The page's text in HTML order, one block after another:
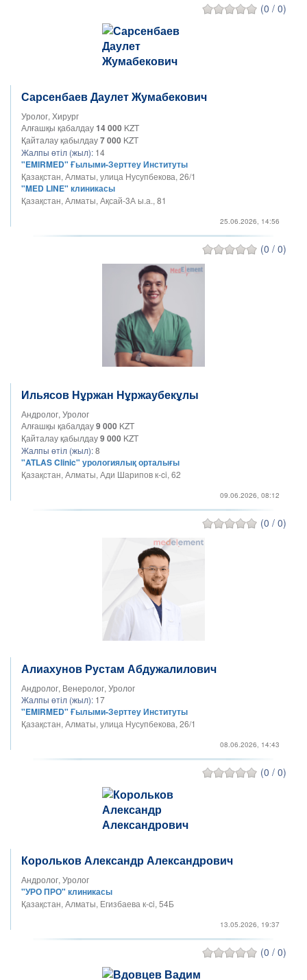
(0 / 0)
Сарсенбаев Даулет Жумабекович
Уролог, Хирург
Алғашқы қабалдау14 000 KZT
Қайталау қабылдау7 000 KZT
Жалпы өтіл (жыл): 14
"EMIRMED" Ғылыми-Зерттеу Институты
Қазақстан, Алматы, улица Нусупбекова, 26/1
"MED LINE" клиникасы
Қазақстан, Алматы, Ақсай-3А ы.а., 81
25.06.2026, 14:56
(0 / 0)
Ильясов Нұржан Нұржаубекұлы
Андролог, Уролог
Алғашқы қабалдау9 000 KZT
Қайталау қабылдау9 000 KZT
Жалпы өтіл (жыл):8
"ATLAS Clinic" урологиялық орталығы
Қазақстан, Алматы, Ади Шарипов к-ci, 62
09.06.2026, 08:12
(0 / 0)
Алиахунов Рустам Абдужалилович
Андролог, Венеролог, Уролог
Жалпы өтіл (жыл): 17
"EMIRMED" Ғылыми-Зерттеу Институты
Қазақстан, Алматы, улица Нусупбекова, 26/1
08.06.2026, 14:43
(0 / 0)
Корольков Александр Александрович
Андролог, Уролог
"УРО ПРО" клиникасы
Қазақстан, Алматы, Егизбаева к-ci, 54Б
13.05.2026, 19:37
(0 / 0)